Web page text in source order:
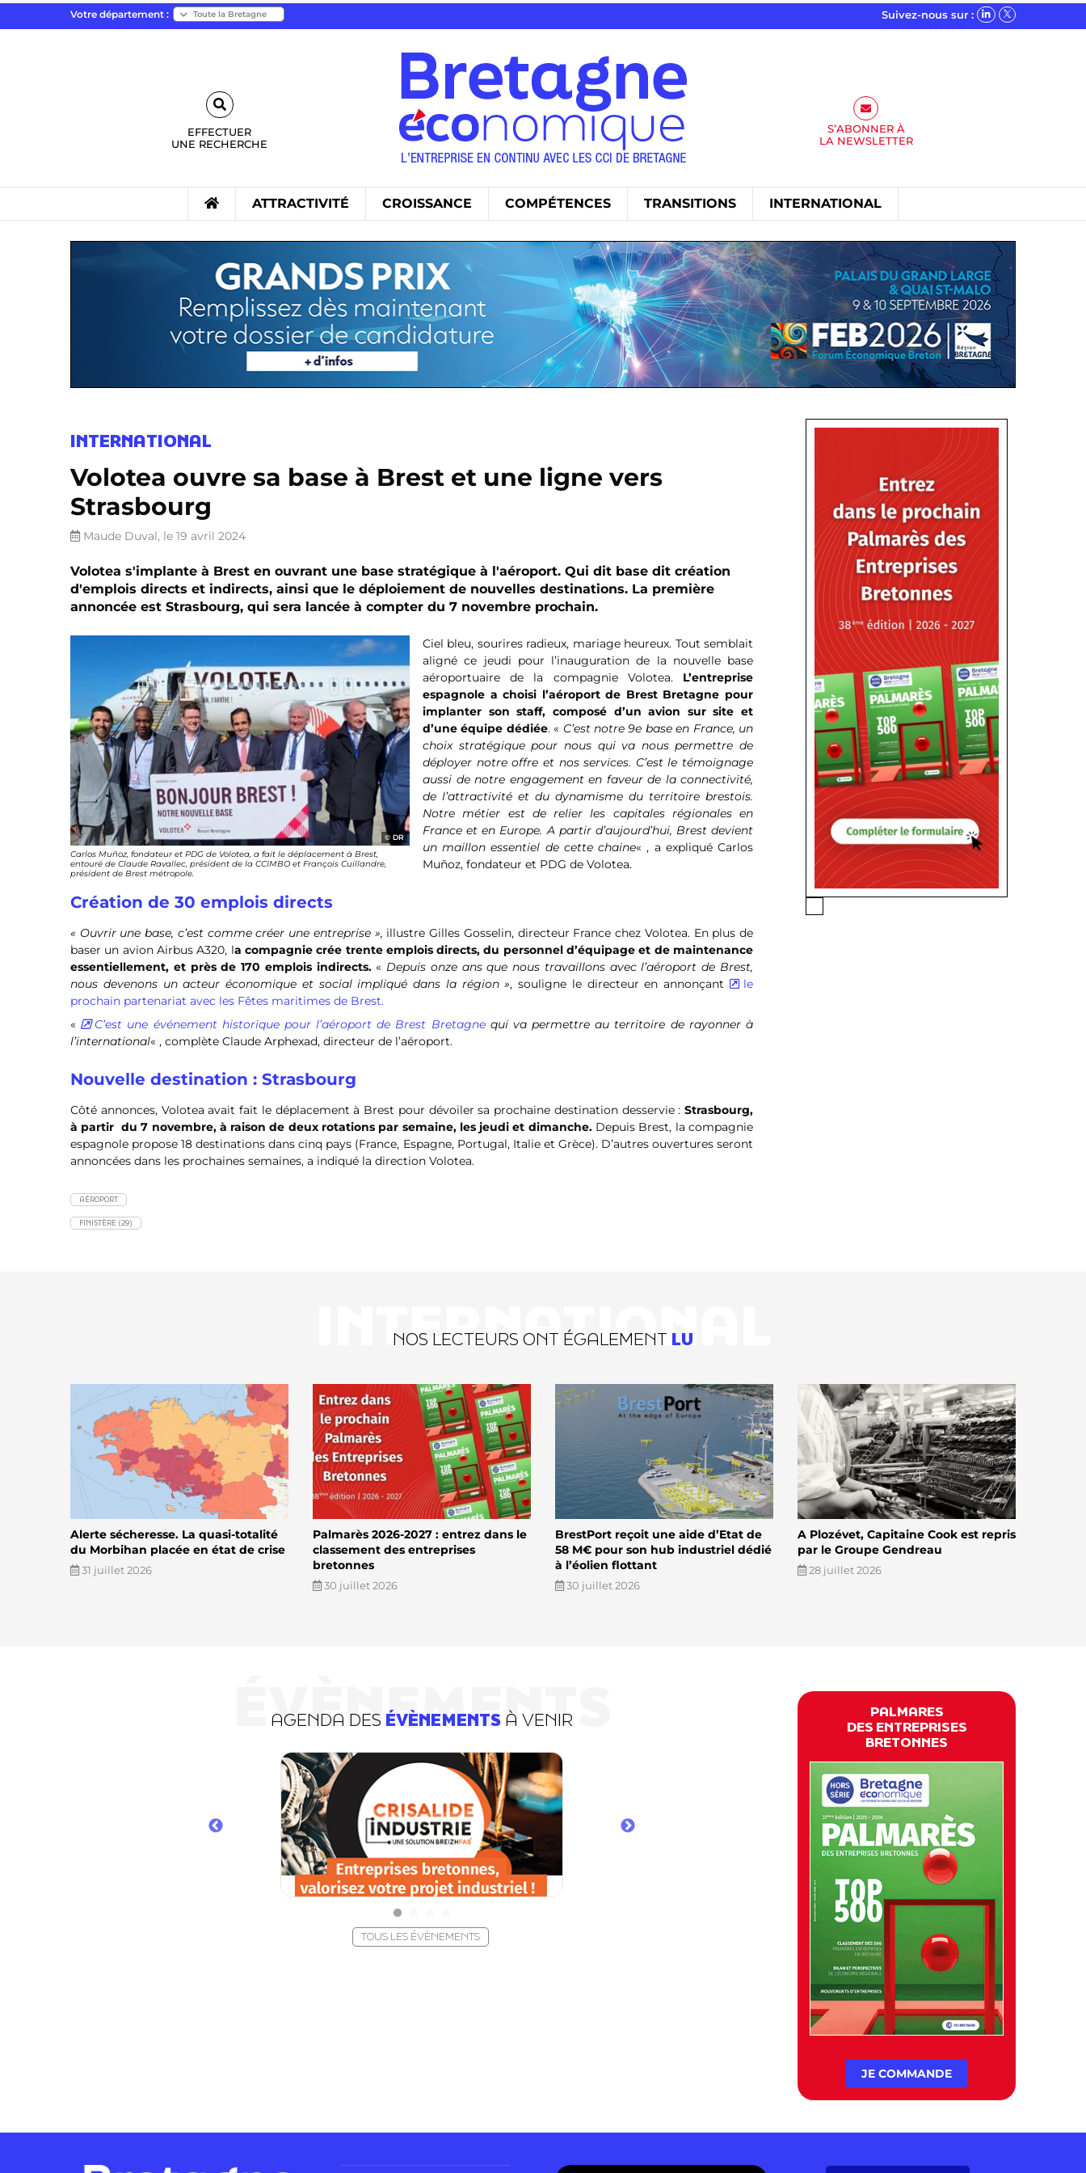
Votre département : Suivez-nous sur :
EFFECTUER
UNE RECHERCHE
S’ABONNER À
LA NEWSLETTER
ATTRACTIVITÉ CROISSANCE COMPÉTENCES TRANSITIONS INTERNATIONAL
INTERNATIONAL
Volotea ouvre sa base à Brest et une ligne vers
Strasbourg
Maude Duval, le 19 avril 2024
Volotea s'implante à Brest en ouvrant une base stratégique à l'aéroport. Qui dit base dit création
d'emplois directs et indirects, ainsi que le déploiement de nouvelles destinations. La première
annoncée est Strasbourg, qui sera lancée à compter du 7 novembre prochain.
DR
Carlos Muñoz, fondateur et PDG de Volotea, a fait le déplacement à Brest,
entouré de Claude Ravallec, président de la CCIMBO et François Cuillandre,
président de Brest métropole.
Ciel bleu, sourires radieux, mariage heureux. Tout semblait
aligné ce jeudi pour l’inauguration de la nouvelle base
aéroportuaire de la compagnie Volotea. L’entreprise
espagnole a choisi l’aéroport de Brest Bretagne pour
implanter son staff, composé d’un avion sur site et
d’une équipe dédiée. « C’est notre 9e base en France, un
choix stratégique pour nous qui va nous permettre de
déployer notre offre et nos services. C’est le témoignage
aussi de notre engagement en faveur de la connectivité,
de l’attractivité et du dynamisme du territoire brestois.
Notre métier est de relier les capitales régionales en
France et en Europe. A partir d’aujourd’hui, Brest devient
un maillon essentiel de cette chaine« , a expliqué Carlos
Muñoz, fondateur et PDG de Volotea.
Création de 30 emplois directs
« Ouvrir une base, c’est comme créer une entreprise », illustre Gilles Gosselin, directeur France chez Volotea. En plus de
baser un avion Airbus A320, la compagnie crée trente emplois directs, du personnel d’équipage et de maintenance
essentiellement, et près de 170 emplois indirects.« Depuis onze ans que nous travaillons avec l’aéroport de Brest,
nous devenons un acteur économique et social impliqué dans la région », souligne le directeur en annonçant
le
prochain partenariat avec les Fêtes maritimes de Brest.
«
C’est une événement historique pour l’aéroport de Brest Bretagnequi va permettre au territoire de rayonner à
l’international« , complète Claude Arphexad, directeur de l’aéroport.
Nouvelle destination : Strasbourg
Côté annonces, Volotea avait fait le déplacement à Brest pour dévoiler sa prochaine destination desservie : Strasbourg,
à partir du 7 novembre, à raison de deux rotations par semaine, les jeudi et dimanche.Depuis Brest, la compagnie
espagnole propose 18 destinations dans cinq pays (France, Espagne, Portugal, Italie et Grèce). D’autres ouvertures seront
annoncées dans les prochaines semaines, a indiqué la direction Volotea.
AÉROPORT
FINISTÈRE (29)
INTERNATIONAL
NOS LECTEURS ONT ÉGALEMENT LU
Alerte sécheresse. La quasi-totalité
du Morbihan placée en état de crise
31 juillet 2026
Palmarès 2026-2027 : entrez dans le
classement des entreprises
bretonnes
30 juillet 2026
BrestPort reçoit une aide d’Etat de
58 M€ pour son hub industriel dédié
à l’éolien flottant
30 juillet 2026
A Plozévet, Capitaine Cook est repris
par le Groupe Gendreau
28 juillet 2026
ÉVÈNEMENTS
AGENDA DES ÉVÈNEMENTS À VENIR
TOUS LES ÉVÈNEMENTS
PALMARES
DES ENTREPRISES
BRETONNES
JE COMMANDE